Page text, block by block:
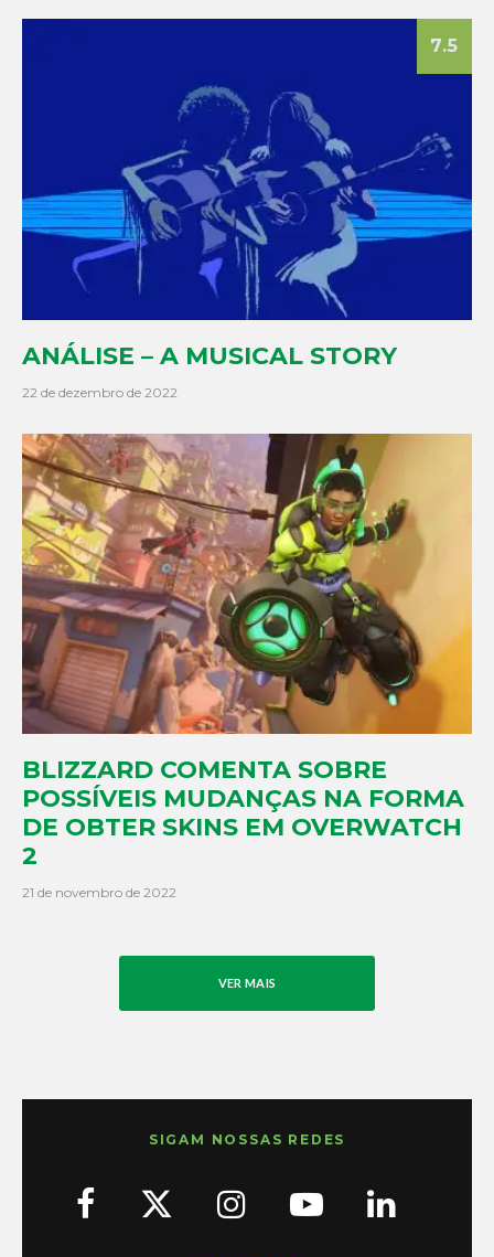
7.5
ANÁLISE – A MUSICAL STORY
22 de dezembro de 2022
BLIZZARD COMENTA SOBRE
POSSÍVEIS MUDANÇAS NA FORMA
DE OBTER SKINS EM OVERWATCH
2
21 de novembro de 2022
VER MAIS
SIGAM NOSSAS REDES